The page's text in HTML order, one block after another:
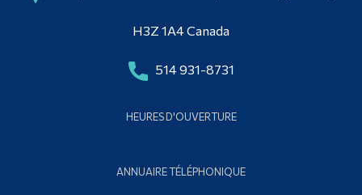
H3Z 1A4 Canada
514 931-8731
HEURES D'OUVERTURE
ANNUAIRE TÉLÉPHONIQUE